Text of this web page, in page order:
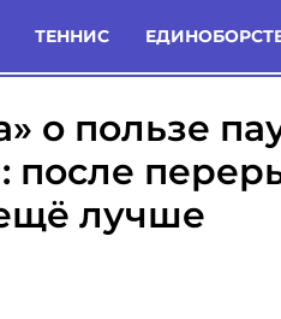
ТЕННИС
Новости
о пользе
после
лучше